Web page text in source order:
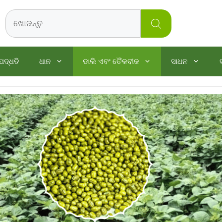
Search
ଧାନ ଡାଲି ଏବଂ ତୈଳବୀଜ ସାଧନ